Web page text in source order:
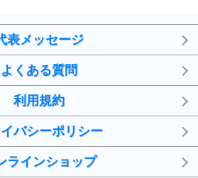
表メッセージ
よくある質問
利用規約
バシーポリシー
ラインショップ